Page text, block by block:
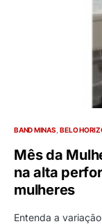
BAND MINAS BELO
Mês da
na alta
mulheres
Entenda a